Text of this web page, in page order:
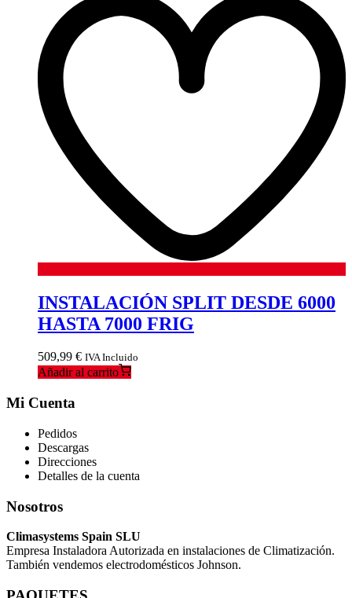
INSTALACIÓN SPLIT DESDE 6000
HASTA 7000 FRIG
509,99 € IVA Incluido
Añadir al carrito
Mi Cuenta
Pedidos
Descargas
Direcciones
Detalles de la cuenta
Nosotros
Climasystems Spain SLU
Empresa Instaladora Autorizada en instalaciones de Climatización.
También vendemos electrodomésticos Johnson.